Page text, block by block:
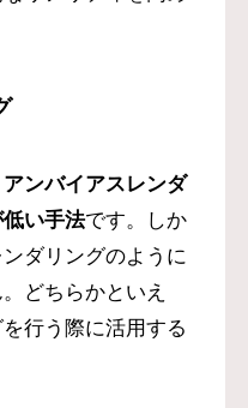
アンバイアスレンダ
い手法です。しか
ダリングのように
どちらかといえ
行う際に活用する